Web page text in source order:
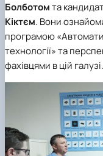
Болботомта
Кіктєм. Вони
програмою
технології» та
фахівцями в цій галузі.